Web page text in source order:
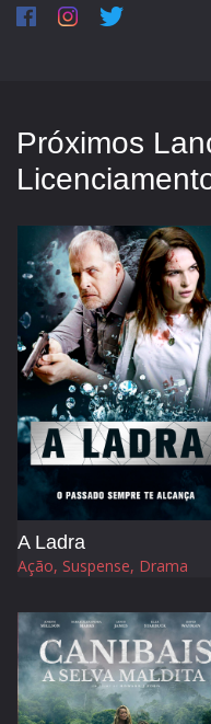
Próximos
A Ladra
Ação, Suspense, Drama